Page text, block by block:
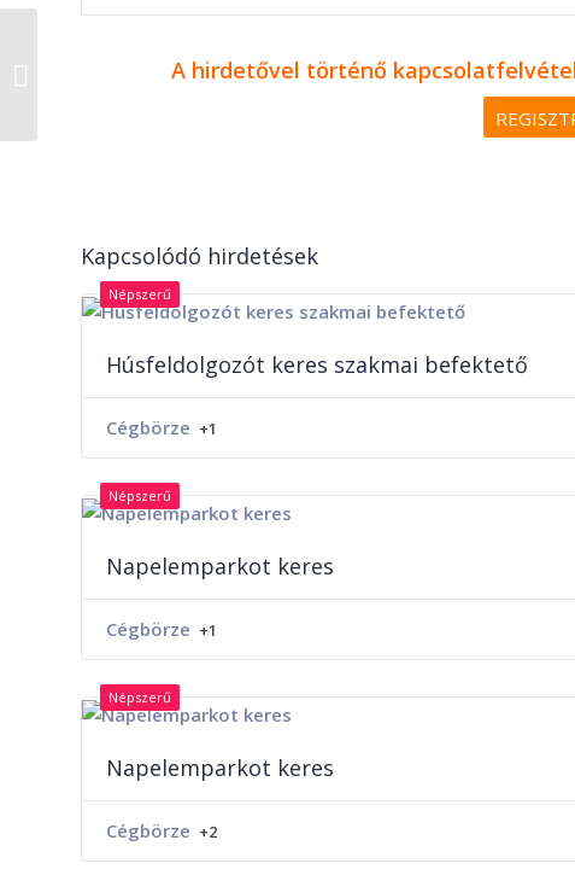
A hirdetővel történő
Kapcsolódó hirdetések
Népszerű
Húsfeldolgozót keres szakmai befektető
Cégbörze +1
Népszerű
Napelemparkot keres
Cégbörze +1
Népszerű
Napelemparkot keres
Cégbörze +2
1 ha fejlesztési terület eladó
Budapest-Pest szívéhez közel